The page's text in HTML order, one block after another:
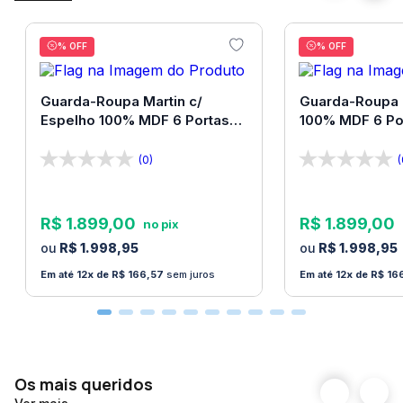
Peso suportado pela cadeira:Até 120Kg
Observações importantes:
A Loja Bom Pastor não faz montagem de produtos.
Todos os produtos acompanham manual de
montagem. A montagem é de exclusiva
montar o produto. Não nos responsabilizamos por
pela montagem.
Produtos podem apresentar diferenças de
Os objetos decorativos que ambientam as fotos não
% OFF
Guarda-Roupa Martin c/
Espelho 100% MDF 6 Portas
(0)
R$ 1.899, 00
R$ 1.998,95
12 R$ 166 57 sem juros
% OFF
Guarda-
100% MDF 6
R$ 1.899, 00
R$ 1.998,95
12 R$
Os mais queridos